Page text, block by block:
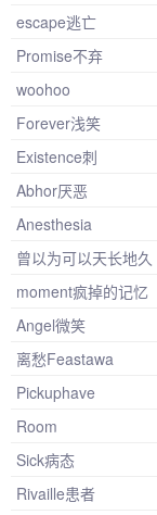
escape逃亡
Promise不弃
woohoo
Forever浅笑
Existence刺
Abhor厌恶
Anesthesia
曾以为可以天长地久
moment疯掉的记忆
Angel微笑
离愁Feastawa
Pickuphave
Room
Sick病态
Rivaille患者